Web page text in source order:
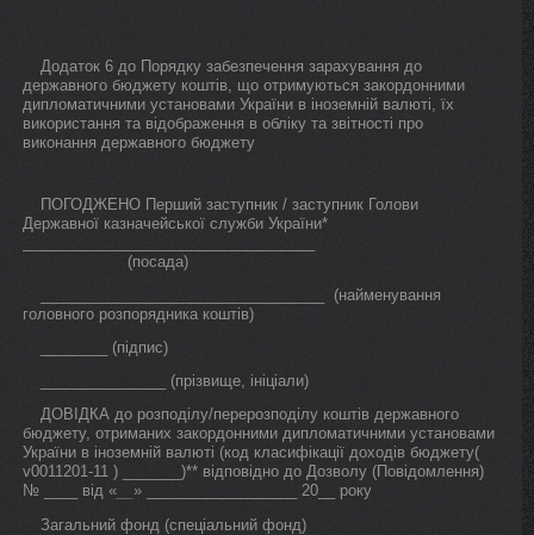
Додаток 6 до Порядку забезпечення зарахування до
державного бюджету коштів, що отримуються закордонними
дипломатичними установами України в іноземній валюті, їх
використання та відображення в обліку та звітності про
виконання державного бюджету
ПОГОДЖЕНО Перший заступник / заступник Голови
Державної казначейської служби України*
(посада)
__________________________________ (найменування
головного розпорядника коштів)
________ (підпис)
_______________ (прізвище, ініціали)
ДОВІДКА до розподілу/перерозподілу коштів державного
бюджету, отриманих закордонними дипломатичними установами
України в іноземній валюті (код класифікації доходів бюджету(
v0011201-11 ) _______)** відповідно до Дозволу (Повідомлення)
№ ____ від «
» __________________ 20__ року
Загальний фонд (спеціальний фонд)